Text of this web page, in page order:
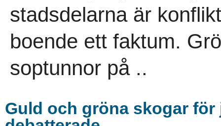
stadsdelarna är
boende ett faktum.
soptunnor på ..
Guld och gröna skogar